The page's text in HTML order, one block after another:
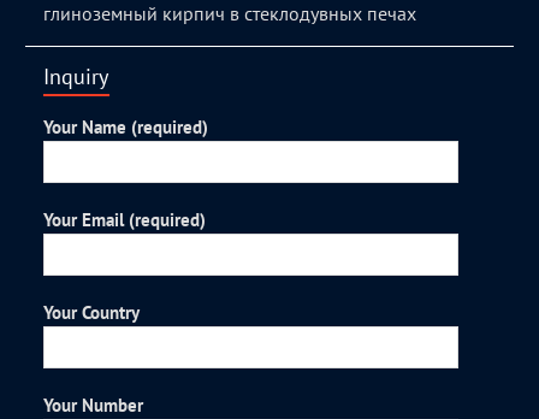
глиноземный кирпич в стеклодувных печах
Inquiry
Your Name (required)
Your Email (required)
Your Country
Your Number